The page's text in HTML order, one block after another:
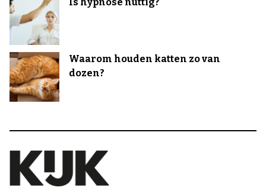
Waarom houden katten zo van
dozen?